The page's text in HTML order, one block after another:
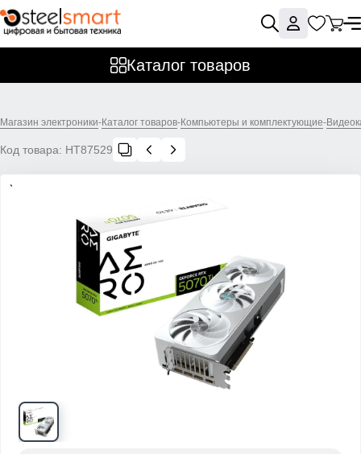
Каталог товаров
Магазин электроники-Каталог товаров-Компьютеры и комплектующие-
Код товара: НТ87529